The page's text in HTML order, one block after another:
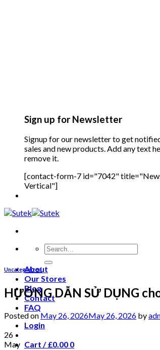
Sign up for Newsletter
Signup for our newsletter to get
sales and new products. Add any text
remove it.
[contact-form-7 id="7042"
Vertical"]
About
Our Stores
Blog
Contact
FAQ
Login
Cart /£0.00 0
Uncategorized
HƯỚNG DẪN SỬ DỤNG
Posted on May 26, 2026May 26, 2026 by
26
May